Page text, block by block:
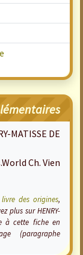
MATISSE DE
Ch. Vien
livre des origines,
plus sur HENRY-
à cette fiche en
(paragraphe